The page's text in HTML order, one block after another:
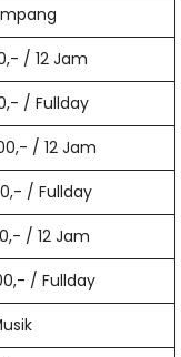
/ 12 Jam
/ Fullday
/ 12 Jam
/ Fullday
/ 12 Jam
/ Fullday